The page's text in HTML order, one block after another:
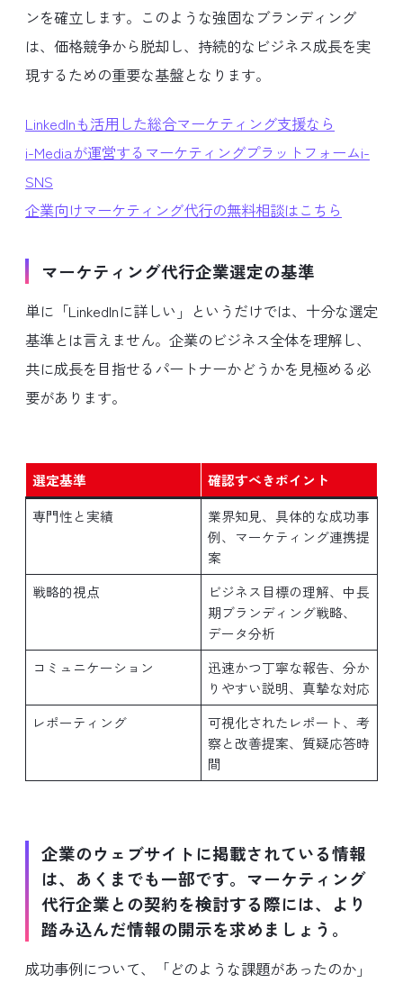
ンを確立します。このような強固なブランディング
は、価格競争から脱却し、持続的なビジネス成長を実
現するための重要な基盤となります。
LinkedInも活用した総合マーケティング支援なら
i-Mediaが運営するマーケティングプラットフォームi-
SNS
企業向けマーケティング代行の無料相談はこちら
マーケティング代行企業選定の基準
単に「LinkedInに詳しい」というだけでは、十分な選定
基準とは言えません。企業のビジネス全体を理解し、
共に成長を目指せるパートナーかどうかを見極める必
要があります。
選定基準
確認すべきポイント
専門性と実績
業界知見、具体的な成功事
例、マーケティング連携提
案
戦略的視点
ビジネス目標の理解、中長
期ブランディング戦略、
データ分析
コミュニケーション
迅速かつ丁寧な報告、分か
りやすい説明、真摯な対応
レポーティング
可視化されたレポート、考
察と改善提案、質疑応答時
間
企業のウェブサイトに掲載されている情報
は、あくまでも一部です。マーケティング
代行企業との契約を検討する際には、より
踏み込んだ情報の開示を求めましょう。
成功事例について、「どのような課題があったのか」